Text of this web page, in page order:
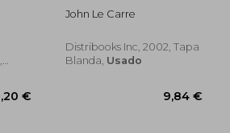
John Le Carre
Distribooks Inc, 2002, Tapa
Blanda, Usado